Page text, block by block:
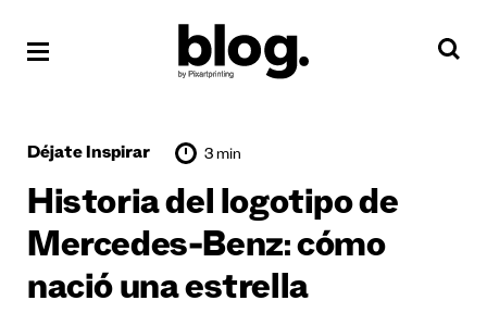
Déjate Inspirar 3 min
Historia del logotipo de
Mercedes-Benz: cómo
nació una estrella